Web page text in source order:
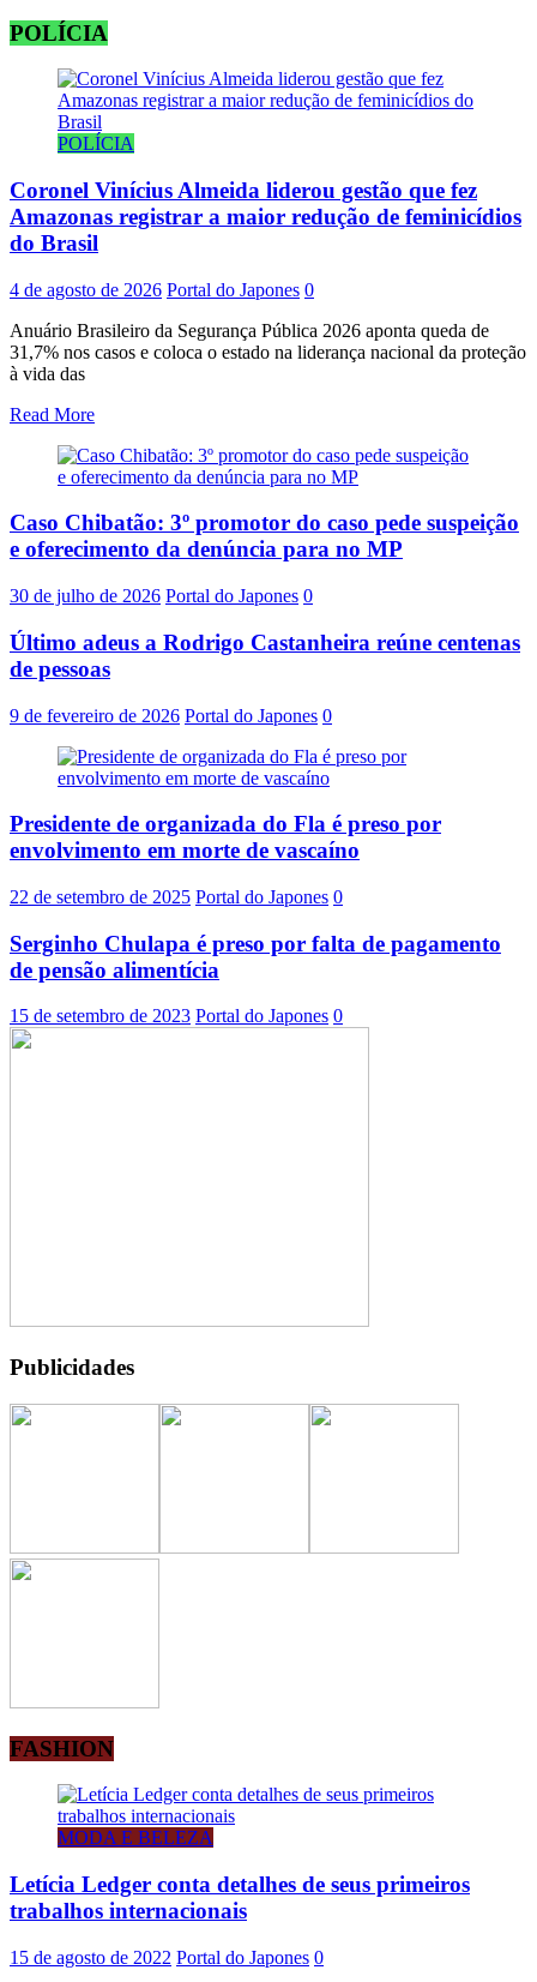
POLÍCIA
POLÍCIA
Coronel Vinícius Almeida liderou gestão que fez
Amazonas registrar a maior redução de feminicídios
do Brasil
4 de agosto de 2026 Portal do Japones 0
Anuário Brasileiro da Segurança Pública 2026 aponta queda de
31,7% nos casos e coloca o estado na liderança nacional da proteção
à vida das
Read More
Caso Chibatão: 3º promotor do caso pede suspeição
e oferecimento da denúncia para no MP
30 de julho de 2026 Portal do Japones 0
Último adeus a Rodrigo Castanheira reúne centenas
de pessoas
9 de fevereiro de 2026 Portal do Japones 0
Presidente de organizada do Fla é preso por
envolvimento em morte de vascaíno
22 de setembro de 2025 Portal do Japones 0
Serginho Chulapa é preso por falta de pagamento
de pensão alimentícia
15 de setembro de 2023 Portal do Japones 0
Publicidades
FASHION
MODA E BELEZA
Letícia Ledger conta detalhes de seus primeiros
trabalhos internacionais
15 de agosto de 2022 Portal do Japones 0